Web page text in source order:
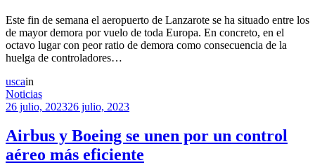
Este fin de semana el aeropuerto de Lanzarote se ha situado entre los
de mayor demora por vuelo de toda Europa. En concreto, en el
octavo lugar con peor ratio de demora como consecuencia de la
huelga de controladores…
uscain
Noticias
26 julio, 202326 julio, 2023
Airbus y Boeing se unen por un control
aéreo más eficiente